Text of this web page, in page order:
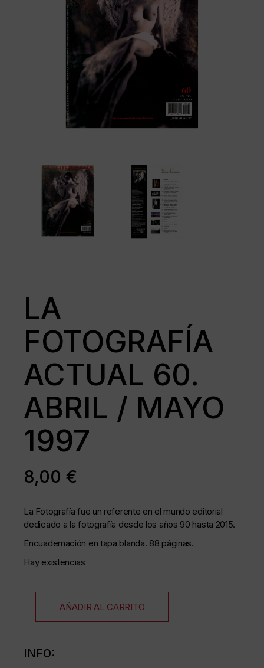
LA
FOTOGRAFÍA
ACTUAL 60.
ABRIL / MAYO
1997
8,00€
La Fotografía fue un referente en el mundo editorial
dedicado a la fotografía desde los años 90 hasta 2015.
Encuadernación en tapa blanda. 88 páginas.
Hay existencias
AÑADIR AL CARRITO
INFO: